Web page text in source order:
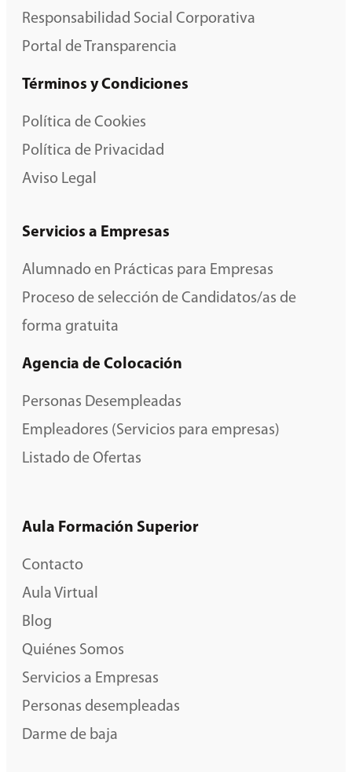
Responsabilidad Social Corporativa
Portal de Transparencia
Términos y Condiciones
Política de Cookies
Política de Privacidad
Aviso Legal
Servicios a Empresas
Alumnado en Prácticas para Empresas
Proceso de selección de Candidatos/as de
forma gratuita
Agencia de Colocación
Personas Desempleadas
Empleadores (Servicios para empresas)
Listado de Ofertas
Aula Formación Superior
Contacto
Aula Virtual
Blog
Quiénes Somos
Servicios a Empresas
Personas desempleadas
Darme de baja